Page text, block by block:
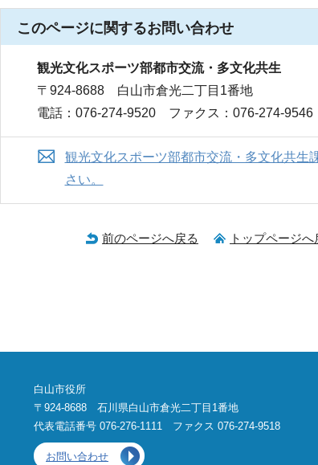
このページに関するお問い合わせ
観光文化スポーツ部都市交流・多文化共生
〒924-8688 白山市倉光二丁目1番地
電話：076-274-9520 ファクス：076-274-9546
観光文化スポーツ部都市交流・多文化共生
さい。
前のページへ戻る トップページへ
白山市役所
〒924-8688 石川県白山市倉光二丁目1番地
代表電話番号 076-276-1111 ファクス 076-274-9518
お問い合わせ